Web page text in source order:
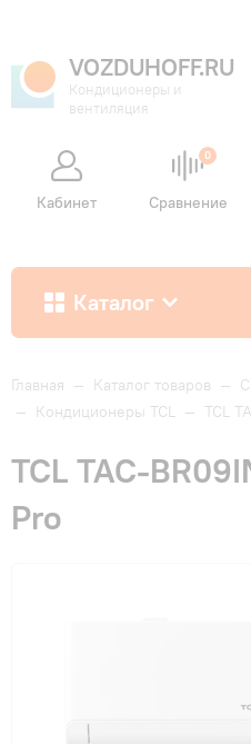
VOZDUHOFF.RU
Кондиционеры и
вентиляция
Кабинет
0
Сравнение
Каталог
Как купить
Гарантия и сервис
Акции
Главная — Каталог товаров —
— Кондиционеры TCL — TCL
TCL TAC-
Pro